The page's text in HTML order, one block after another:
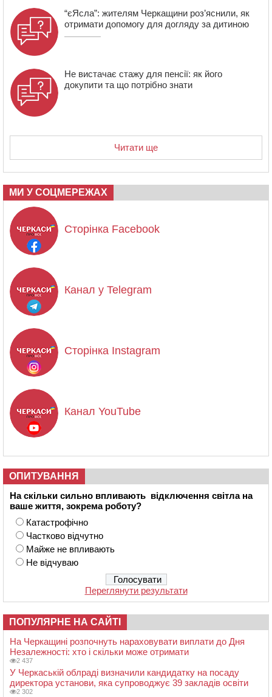
“єЯсла”: жителям Черкащини роз’яснили, як
отримати допомогу для догляду за дитиною
Не вистачає стажу для пенсії: як його
докупити та що потрібно знати
Читати ще
МИ У СОЦМЕРЕЖАХ
Сторінка Facebook
Канал у Telegram
Сторінка Instagram
Канал YouTube
ОПИТУВАННЯ
На скільки сильно впливають відключення світла на
ваше життя, зокрема роботу?
Катастрофічно
Частково відчутно
Майже не впливають
Не відчуваю
Переглянути результати
ПОПУЛЯРНЕ НА САЙТІ
На Черкащині розпочнуть нараховувати виплати до Дня
Незалежності: хто і скільки може отримати
2 437
У Черкаській облраді визначили кандидатку на посаду
директора установи, яка супроводжує 39 закладів освіти
2 302